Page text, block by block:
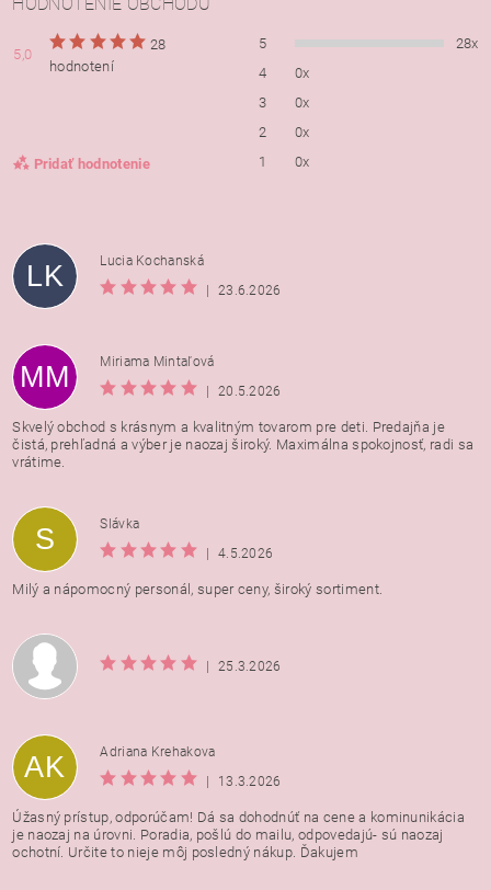
5,0
28
hodnotení
Pridať hodnotenie
5
28x
4
0x
3
0x
2
0x
1
0x
Vložením hodnotenie súhlasíte s
osobných údajov
LK
Lucia Kochanská
|
23.6.2026
MM
Miriama Mintaľová
|
20.5.2026
Skvelý obchod s krásnym a kvalitným tovarom pre deti. Predajňa je
čistá, prehľadná a výber je naozaj široký. Maximálna spokojnosť, radi sa
vrátime.
S
Slávka
|
4.5.2026
Milý a nápomocný personál, super ceny, široký sortiment.
| 25.3.2026
AK
Adriana Krehakova
|
13.3.2026
Úžasný prístup, odporúčam! Dá sa dohodnúť na cene a kominunikácia
je naozaj na úrovni. Poradia, pošlú do mailu, odpovedajú- sú naozaj
ochotní. Určite to nieje môj posledný nákup. Ďakujem